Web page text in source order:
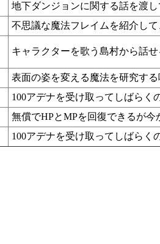
地下ダンジョンに関する話を渡
不思議な魔法フレイムを紹介して
キャラクターを歌う島村から話
表面の姿を変える魔法を研究す
100アデナを受け取ってしばらく
無償でHPとMPを回復できるが今
100アデナを受け取ってしばらく